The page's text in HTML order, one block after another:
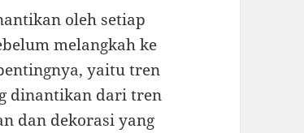
oleh setiap
melangkah ke
yaitu tren
dinantikan dari tren
dan dekorasi yang